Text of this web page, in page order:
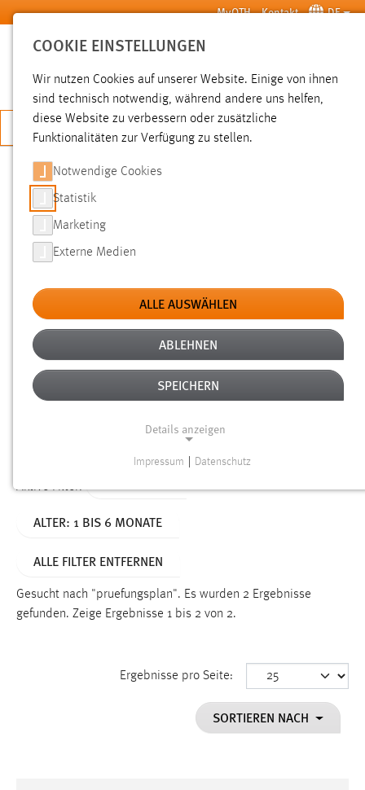
Zum Hauptinhalt springen MyOTH Kontakt DE
SUCHE
JETZT BEWERBEN
SUCHE
FILTER
Typ
Erstellungsdatum
Alter
Aktive Filter:
ALTER: 1 BIS 6 MONATE
ALLE FILTER ENTFERNEN
Gesucht nach "pruefungsplan". Es wurden 2 Ergebnisse
gefunden. Zeige Ergebnisse 1 bis 2 von 2.
Ergebnisse pro Seite:
SORTIEREN NACH
COOKIE EINSTELLUNGEN
Wir nutzen Cookies auf unserer Website. Einige von ihnen
sind technisch notwendig, während andere uns helfen,
diese Website zu verbessern oder zusätzliche
Funktionalitäten zur Verfügung zu stellen.
Notwendige Cookies
Statistik
Marketing
Externe Medien
ALLE AUSWÄHLEN
ABLEHNEN
SPEICHERN
Details anzeigen
Funktionen und sind für die einwandfreie Funktion der
Name:
Dieser Cookie speichert die ausgewählten Einverständnis-
Impressum Datenschutz